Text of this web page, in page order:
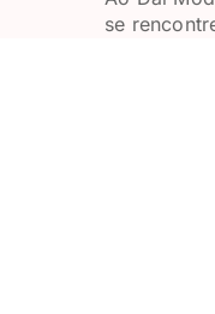
se